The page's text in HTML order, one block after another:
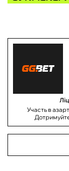
Участь в